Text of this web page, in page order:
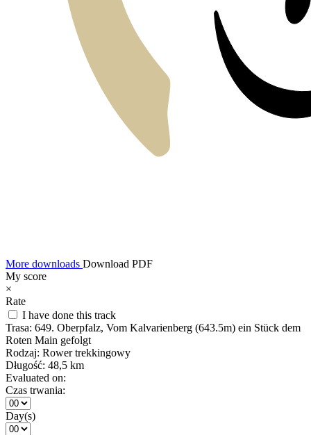
More downloads Download PDF
My score
×
Rate
I have done this track
Trasa: 649. Oberpfalz, Vom Kalvarienberg (643.5m) ein Stück dem
Roten Main gefolgt
Rodzaj: Rower trekkingowy
Długość: 48,5 km
Evaluated on:
Czas trwania:
Day(s)